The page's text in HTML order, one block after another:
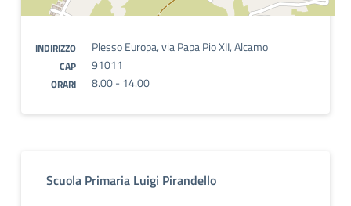
INDIRIZZO Plesso Europa, via Papa Pio XII, Alcamo
CAP 91011
ORARI 8.00 - 14.00
Scuola Primaria Luigi Pirandello